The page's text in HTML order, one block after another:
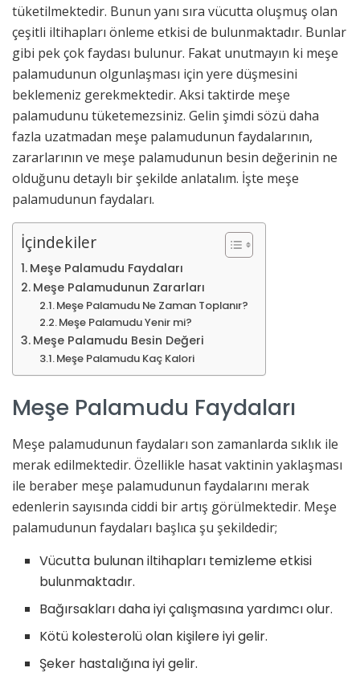
tüketilmektedir. Bunun yanı sıra vücutta oluşmuş olan
çeşitli iltihapları önleme etkisi de bulunmaktadır. Bunlar
gibi pek çok faydası bulunur. Fakat unutmayın ki meşe
palamudunun olgunlaşması için yere düşmesini
beklemeniz gerekmektedir. Aksi taktirde meşe
palamudunu tüketemezsiniz. Gelin şimdi sözü daha
fazla uzatmadan meşe palamudunun faydalarının,
zararlarının ve meşe palamudunun besin değerinin ne
olduğunu detaylı bir şekilde anlatalım. İşte meşe
palamudunun faydaları.
İçindekiler
Meşe Palamudu Faydaları
Meşe Palamudunun Zararları
Meşe Palamudu Ne Zaman Toplanır?
Meşe Palamudu Yenir mi?
Meşe Palamudu Besin Değeri
Meşe Palamudu Kaç Kalori
Meşe Palamudu Faydaları
Meşe palamudunun faydaları son zamanlarda sıklık ile
merak edilmektedir. Özellikle hasat vaktinin yaklaşması
ile beraber meşe palamudunun faydalarını merak
edenlerin sayısında ciddi bir artış görülmektedir. Meşe
palamudunun faydaları başlıca şu şekildedir;
Vücutta bulunan iltihapları temizleme etkisi
bulunmaktadır.
Bağırsakları daha iyi çalışmasına yardımcı olur.
Kötü kolesterolü olan kişilere iyi gelir.
Şeker hastalığına iyi gelir.